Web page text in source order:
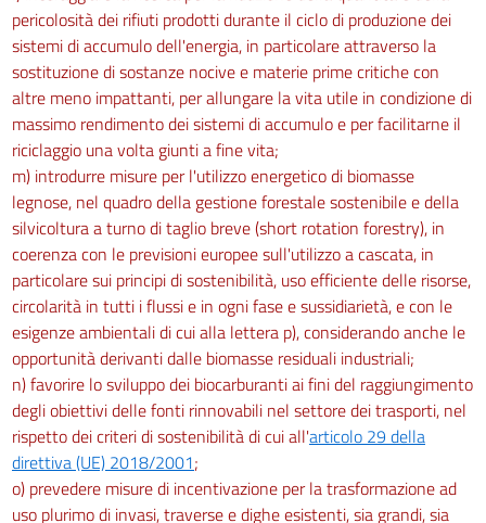
pericolosità dei rifiuti prodotti durante il ciclo di produzione dei
sistemi di accumulo dell'energia, in particolare attraverso la
sostituzione di sostanze nocive e materie prime critiche con
altre meno impattanti, per allungare la vita utile in condizione di
massimo rendimento dei sistemi di accumulo e per facilitarne il
riciclaggio una volta giunti a fine vita;
m) introdurre misure per l'utilizzo energetico di biomasse
legnose, nel quadro della gestione forestale sostenibile e della
silvicoltura a turno di taglio breve (short rotation forestry), in
coerenza con le previsioni europee sull'utilizzo a cascata, in
particolare sui principi di sostenibilità, uso efficiente delle risorse,
circolarità in tutti i flussi e in ogni fase e sussidiarietà, e con le
esigenze ambientali di cui alla lettera p), considerando anche le
opportunità derivanti dalle biomasse residuali industriali;
n) favorire lo sviluppo dei biocarburanti ai fini del raggiungimento
degli obiettivi delle fonti rinnovabili nel settore dei trasporti, nel
rispetto dei criteri di sostenibilità di cui all'articolo 29 della
direttiva (UE) 2018/2001;
o) prevedere misure di incentivazione per la trasformazione ad
uso plurimo di invasi, traverse e dighe esistenti, sia grandi, sia